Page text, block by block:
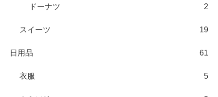
ドーナツ 2
スイーツ 19
日用品 61
衣服 5